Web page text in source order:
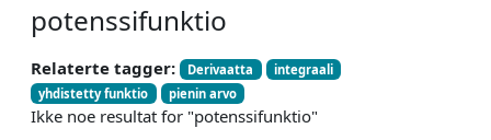
potenssifunktio
Relaterte tagger: Derivaatta
integraali
yhdistetty funktio
pienin arvo
Ikke noe resultat for "potenssifunktio"